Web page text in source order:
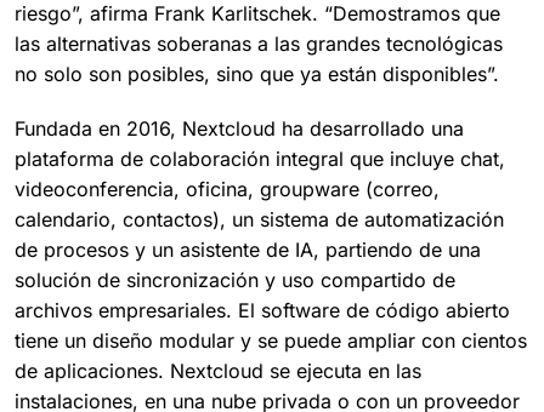
riesgo”, afirma Frank Karlitschek. “Demostramos que
las alternativas soberanas a las grandes tecnológicas
no solo son posibles, sino que ya están disponibles”.
Fundada en 2016, Nextcloud ha desarrollado una
plataforma de colaboración integral que incluye chat,
videoconferencia, oficina, groupware (correo,
calendario, contactos), un sistema de automatización
de procesos y un asistente de IA, partiendo de una
solución de sincronización y uso compartido de
archivos empresariales. El software de código abierto
tiene un diseño modular y se puede ampliar con cientos
de aplicaciones. Nextcloud se ejecuta en las
instalaciones, en una nube privada o con un proveedor